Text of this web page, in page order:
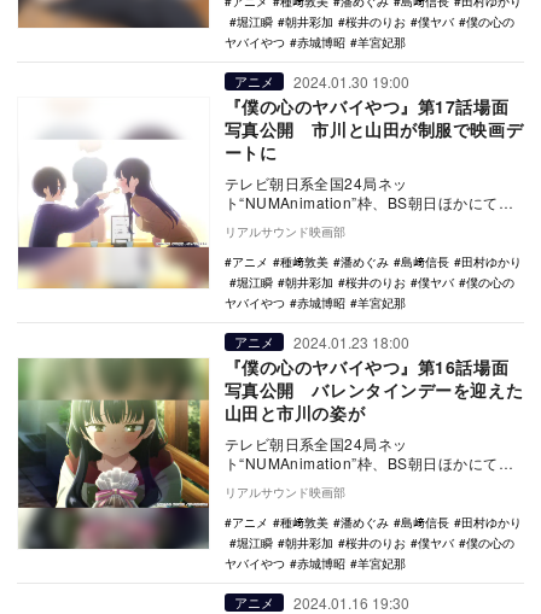
堀江瞬
朝井彩加 桜井のりお 僕ヤバ
僕の心の
ヤバイやつ
赤城博昭 羊宮妃那
アニメ 2024.01.30 19:00
『僕の心のヤバイやつ』第17話場面
写真公開 市川と山田が制服で映画デ
ートに
テレビ朝日系全国24局ネッ
ト“NUMAnimation”枠、BS朝日ほかにて放
送中のTVアニメ『僕の心のヤバイやつ』第
17話（第…
リアルサウンド映画部
アニメ
種﨑敦美 潘めぐみ 島﨑信長
田村ゆかり
堀江瞬
朝井彩加 桜井のりお 僕ヤバ
僕の心の
ヤバイやつ
赤城博昭 羊宮妃那
アニメ 2024.01.23 18:00
『僕の心のヤバイやつ』第16話場面
写真公開 バレンタインデーを迎えた
山田と市川の姿が
テレビ朝日系全国24局ネッ
ト“NUMAnimation”枠、BS朝日ほかにて放
送中のTVアニメ『僕の心のヤバイやつ』第
16話（第…
リアルサウンド映画部
アニメ
種﨑敦美 潘めぐみ 島﨑信長
田村ゆかり
堀江瞬
朝井彩加 桜井のりお 僕ヤバ
僕の心の
ヤバイやつ
赤城博昭 羊宮妃那
アニメ 2024.01.16 19:30